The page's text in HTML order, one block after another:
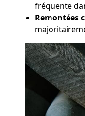
fréquente
Remontées